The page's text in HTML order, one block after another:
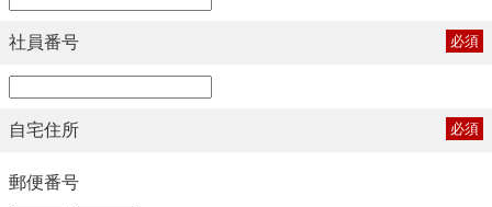
社員番号 必須
自宅住所 必須
郵便番号